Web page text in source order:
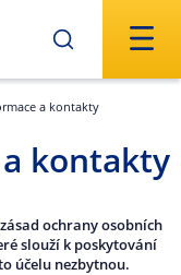
a kontakty
kontakty
ochrany osobních
slouží k poskytování
účelu nezbytnou.